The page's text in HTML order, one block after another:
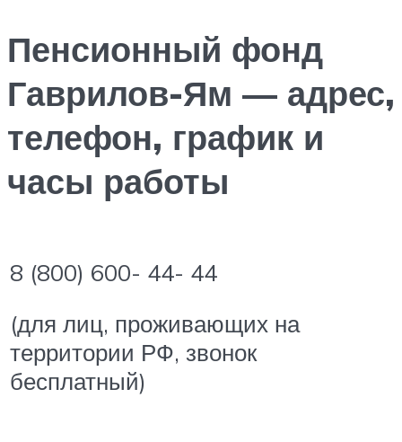
Пенсионный фонд
Гаврилов-Ям — адрес,
телефон, график и
часы работы
8 (800) 600- 44- 44
(для лиц, проживающих на
территории РФ, звонок
бесплатный)